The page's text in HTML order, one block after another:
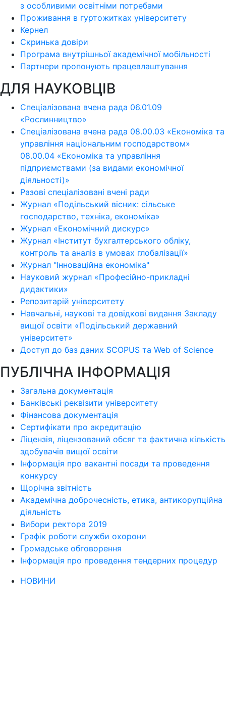
з особливими освітніми потребами
Проживання в гуртожитках університету
Кернел
Скринька довіри
Програма внутрішньої академічної мобільності
Партнери пропонують працевлаштування
ДЛЯ НАУКОВЦІВ
Спеціалізована вчена рада 06.01.09
«Рослинництво»
Спеціалізована вчена рада 08.00.03 «Економіка та
управління національним господарством»
08.00.04 «Економіка та управління
підприємствами (за видами економічної
діяльності)»
Разові спеціалізовані вчені ради
Журнал «Подільський вісник: сільське
господарство, техніка, економіка»
Журнал «Економічний дискурс»
Журнал «Інститут бухгалтерського обліку,
контроль та аналіз в умовах глобалізації»
Журнал "Інноваційна економіка"
Науковий журнал «Професійно-прикладні
дидактики»
Репозитарій університету
Навчальні, наукові та довідкові видання Закладу
вищої освіти «Подільський державний
університет»
Доступ до баз даних SCOPUS та Web of Science
ПУБЛІЧНА ІНФОРМАЦІЯ
Загальна документація
Банківські реквізити університету
Фінансова документація
Сертифікати про акредитацію
Ліцензія, ліцензований обсяг та фактична кількість
здобувачів вищої освіти
Інформація про вакантні посади та проведення
конкурсу
Щорічна звітність
Академічна доброчесність, етика, антикорупційна
діяльність
Вибори ректора 2019
Графік роботи служби охорони
Громадське обговорення
Інформація про проведення тендерних процедур
НОВИНИ